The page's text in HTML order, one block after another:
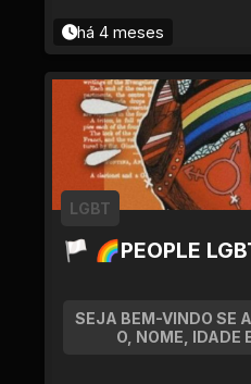
há 4 meses
🏳 🌈PEOPLE
LGBT
SEJA BEM-VINDO SE
O, NOME, IDADE